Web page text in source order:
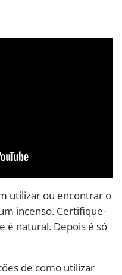
utilizar ou encontrar o
incenso. Certifique-
é natural. Depois é só
de como utilizar